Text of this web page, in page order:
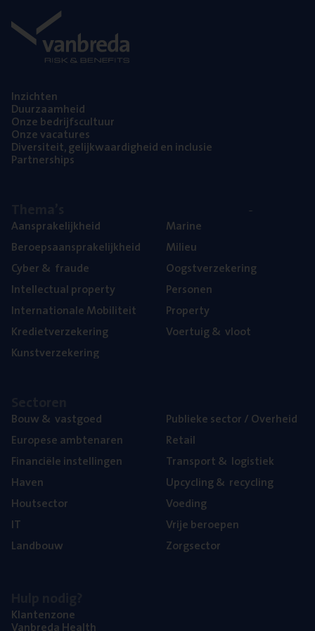
Inzich­ten
Duur­zaam­heid
Onze bedrijfs­cul­tuur
Onze vaca­tu­res
Diver­si­teit, gelijk­waar­dig­heid en inclusie
Part­ner­ships
Aan­spra­ke­lijk­heid
Beroeps­aan­spra­ke­lijk­heid
Cyber& fraude
Intel­lec­tu­al property
Inter­na­ti­o­na­le Mobiliteit
Kre­diet­ver­ze­ke­ring
Kunst­ver­ze­ke­ring
Mari­ne
Mili­eu
Oogst­ver­ze­ke­ring
Per­so­nen
Pro­per­ty
Voer­tuig& vloot
Bouw& vastgoed
Euro­pe­se ambtenaren
Finan­ci­ë­le instellingen
Haven
Hout­sec­tor
IT
Land­bouw
Publie­ke sec­tor / Overheid
Retail
Trans­port& logistiek
Upcy­cling& recycling
Voe­ding
Vrije beroe­pen
Zorg­sec­tor
Klan­ten­zo­ne
Van­b­re­da Health